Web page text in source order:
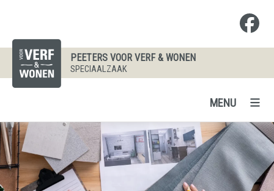
PEETERS VOOR VERF & WONEN
SPECIAALZAAK
MENU